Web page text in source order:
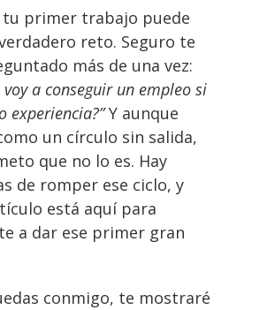
tu primer trabajo puede
reto. Seguro te
más de una vez:
voy a conseguir un empleo si
experiencia?”Y aunque
un círculo sin salida,
que no lo es. Hay
de romper ese ciclo, y
está aquí para
a dar ese primer gran
conmigo, te mostraré